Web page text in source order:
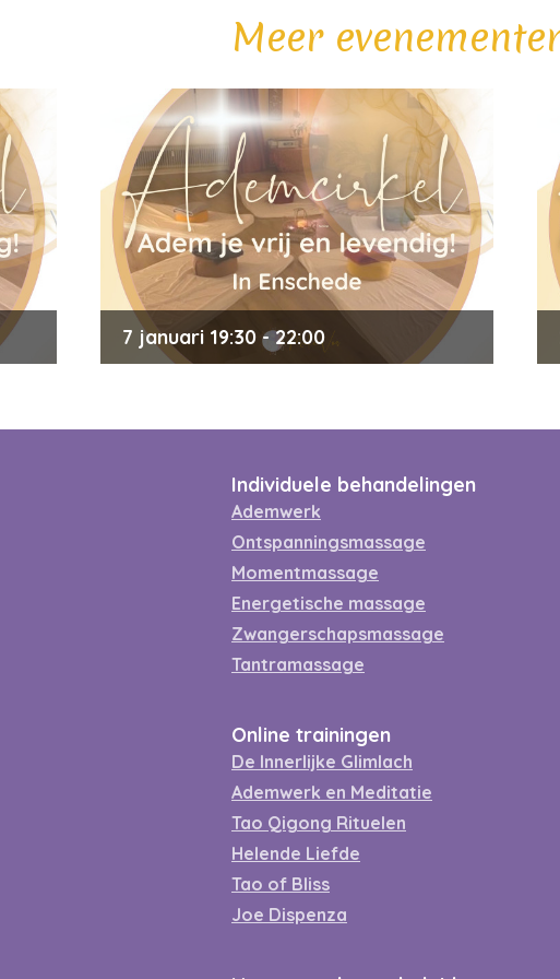
Meer
7 januari 19:30 - 22:00
Ademcirkel in Enschede
Individuele behandelingen
Ademwerk
Ontspanningsmassage
Momentmassage
Energetische massage
Zwangerschapsmassage
Tantramassage
Online trainingen
De Innerlijke Glimlach
Ademwerk en Meditatie
Tao Qigong Rituelen
Helende Liefde
Tao of Bliss
Joe Dispenza